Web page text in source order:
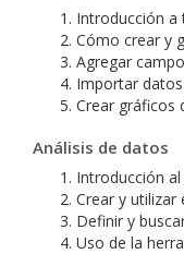
Introducción a
Cómo crear y
Agregar
Importar
Crear gráficos
Análisis de datos
Introducción
Crear y utilizar
Definir y
Uso de la